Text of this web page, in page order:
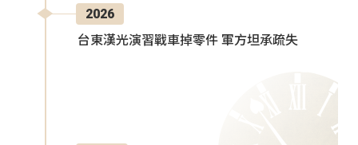
2026
台東漢光演習戰車掉零件 軍方坦承疏失